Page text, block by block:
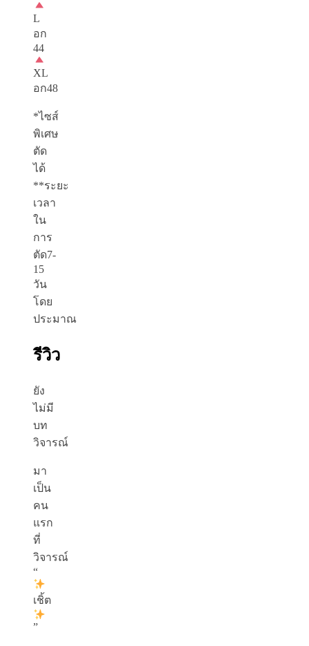
L
อก
44
XL
อก48
*ไซส์
พิเศษ
ตัด
ได้
**ระยะ
เวลา
ใน
การ
ตัด7-
15
วัน
โดย
ประมาณ
รีวิว
ยัง
ไม่มี
บท
วิจารณ์
มา
เป็น
คน
แรก
ที่
วิจารณ์
“
เชิ้ต
”